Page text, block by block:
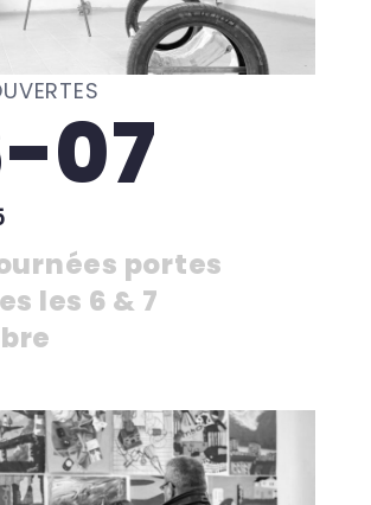
07
portes
les 6 & 7